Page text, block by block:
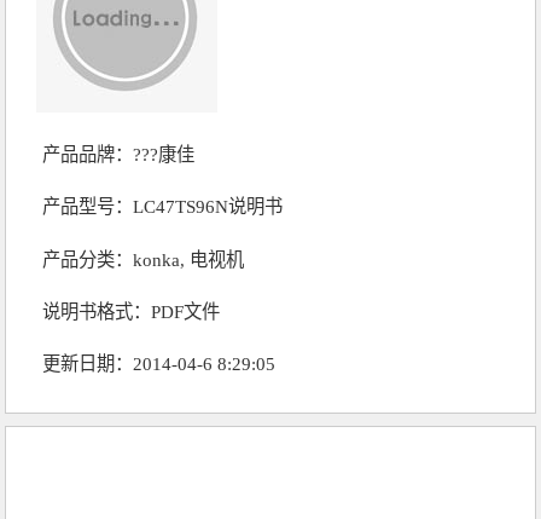
产品品牌：???康佳
产品型号：LC47TS96N说明书
产品分类：konka, 电视机
说明书格式：PDF文件
更新日期：2014-04-6 8:29:05